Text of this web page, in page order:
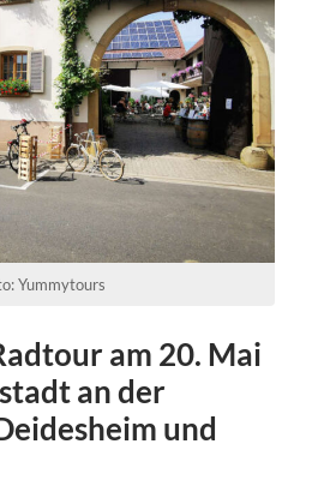
Yummytours
am 20. Mai
an der
und